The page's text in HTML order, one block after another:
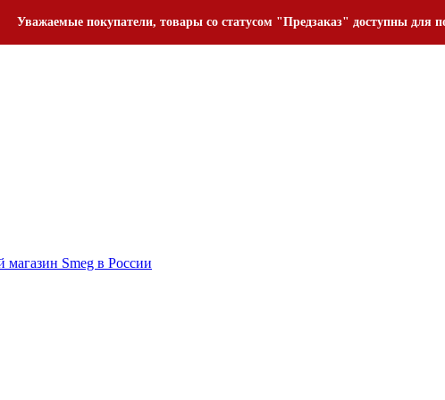
Уважаемые покупатели, товары со статусом "Предзаказ" доступны для